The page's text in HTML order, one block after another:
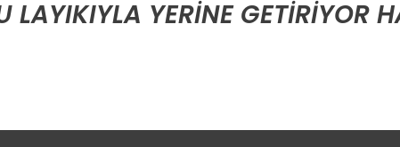
YERINE GETIRIYOR